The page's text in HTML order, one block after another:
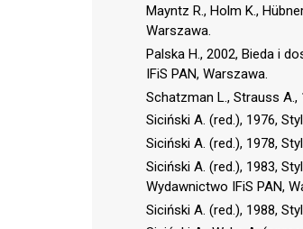
Mayntz R., Holm K.,
Warszawa.
Palska H., 2002, Bieda i
IFiS PAN, Warszawa.
Schatzman L., Strauss A.,
Siciński A. (red.), 1976,
Siciński A. (red.), 1978,
Siciński A. (red.), 1983,
Wydawnictwo IFiS PAN,
Siciński A. (red.), 1988,